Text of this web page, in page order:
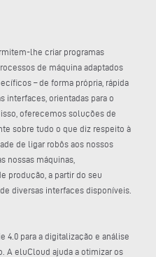
lhe criar programas
de máquina adaptados
– de forma própria, rápida
interfaces, orientadas para o
oferecemos soluções de
sobre tudo o que diz respeito à
de ligar robôs aos nossos
nossas máquinas,
produção, a partir do seu
diversas interfaces disponíveis.
4.0 para a digitalização e análise
A eluCloud ajuda a otimizar os